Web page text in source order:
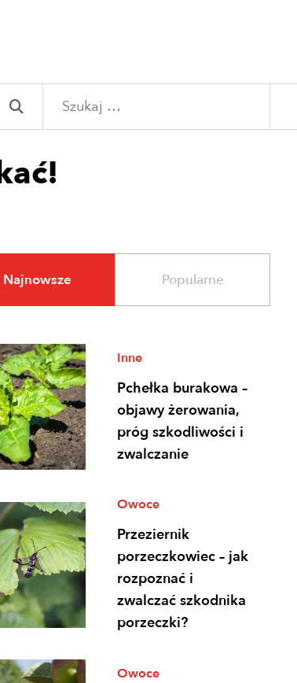
Najnowsze Popularne
Inne
Pchełka burakowa –
objawy żerowania,
próg szkodliwości i
zwalczanie
Owoce
Przeziernik
porzeczkowiec – jak
rozpoznać i
zwalczać szkodnika
porzeczki?
Owoce